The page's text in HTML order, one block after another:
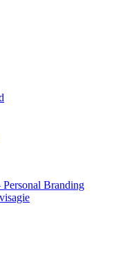
Branding